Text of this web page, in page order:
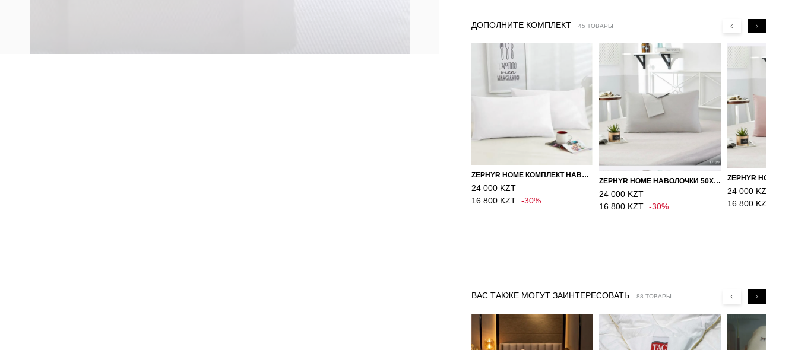
ДОПОЛНИТЕ КОМПЛЕКТ 45 ТОВАРЫ
ZEPHYR HOME КОМПЛЕКТ НАВОЛОЧЕК 50Х70 САТИН БЕЛЫЙ
24 000 KZT
16 800 KZT -30%
ZEPHYR HOME НАВОЛОЧКИ 50Х70 САТИН, 2 ШТ. СЕРЫЙ
24 000 KZT
16 800 KZT -30%
24 000 KZT
16 800 KZT
ВАС ТАКЖЕ МОГУТ ЗАИНТЕРЕСОВАТЬ 88 ТОВАРЫ